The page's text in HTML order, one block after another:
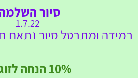
סיור
1.7.22
במידה ומתבטל סיור נתאם
10% הנחה לזוגות!